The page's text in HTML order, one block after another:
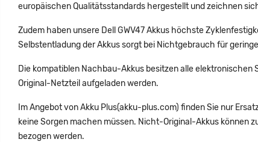
europäischen Qualitätsstandards hergestellt und zeichnen
Zudem haben unsere Dell GWV47 Akkus höchste
Selbstentladung der Akkus sorgt bei Nichtgebrauch für
Die kompatiblen Nachbau-Akkus besitzen alle
Original-Netzteil aufgeladen werden.
Im Angebot von Akku Plus(akku-plus.com) finden Sie nur
keine Sorgen machen müssen. Nicht-Original-Akkus können
bezogen werden.